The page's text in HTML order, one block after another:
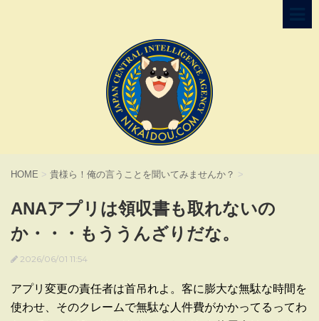
HOME > 貴様ら！俺の言うことを聞いてみませんか？ >
ANAアプリは領収書も取れないの
か・・・もううんざりだな。
2026/06/01 11:54
アプリ変更の責任者は首吊れよ。客に膨大な無駄な時間を
使わせ、そのクレームで無駄な人件費がかかってるってわ